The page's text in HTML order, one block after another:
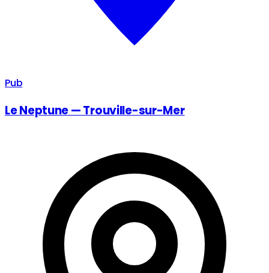
Pub
Le Neptune — Trouville-sur-Mer